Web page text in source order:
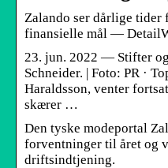
Zalando ser dårlige tider
finansielle mål —
23. jun. 2022 — Stifter
Schneider. | Foto: PR ·
Haraldsson, venter
skærer …
Den tyske modeportal
forventninger til året og
driftsindtjening.